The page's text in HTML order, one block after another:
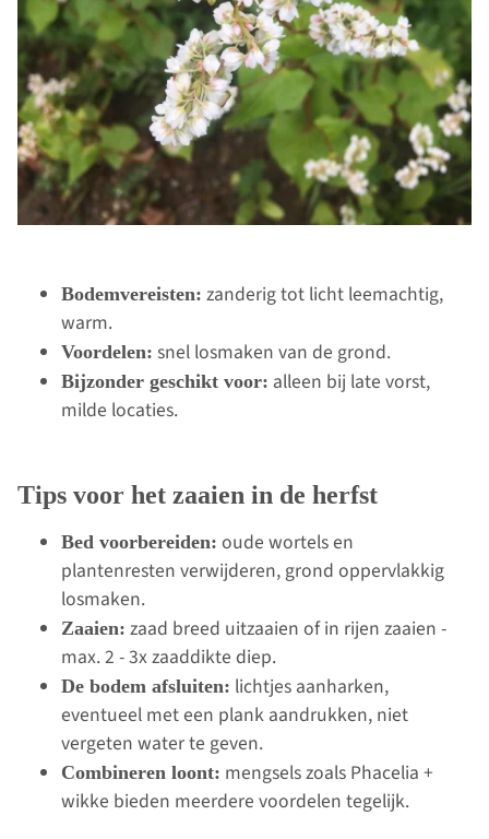
Bodemvereisten: zanderig tot licht leemachtig,
warm.
Voordelen: snel losmaken van de grond.
Bijzonder geschikt voor: alleen bij late vorst,
milde locaties.
Tips voor het zaaien in de herfst
Bed voorbereiden: oude wortels en
plantenresten verwijderen, grond oppervlakkig
losmaken.
Zaaien: zaad breed uitzaaien of in rijen zaaien -
max. 2 - 3x zaaddikte diep.
De bodem afsluiten: lichtjes aanharken,
eventueel met een plank aandrukken, niet
vergeten water te geven.
Combineren loont: mengsels zoals Phacelia +
wikke bieden meerdere voordelen tegelijk.